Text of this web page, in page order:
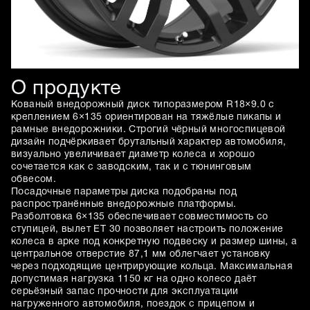
О продукте
Кованый внедорожный диск типоразмером R18×9.0 с
креплением 6×135 ориентирован на тяжёлые пикапы и
рамные внедорожники. Строгий чёрный многоспицевой
дизайн подчёркивает брутальный характер автомобиля,
визуально увеличивает диаметр колеса и хорошо
сочетается как с заводским, так и с тюнинговым
обвесом.
Посадочные параметры диска подобраны под
распространённые внедорожные платформы.
Разболтовка 6×135 обеспечивает совместимость со
ступицей, вылет ET 30 позволяет настроить положение
колеса в арке под конкретную подвеску и размер шины, а
центральное отверстие 87,1 мм облегчает установку
через подходящие центрирующие кольца. Максимальная
допустимая нагрузка 1150 кг на одно колесо даёт
серьёзный запас прочности для эксплуатации
нагруженного автомобиля, поездок с прицепом и